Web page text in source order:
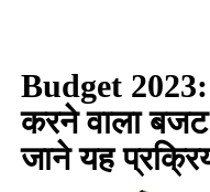
Budget
करने वाला
जाने यह